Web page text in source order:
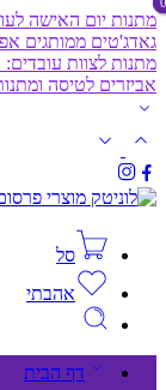
מתנות יום האישה
גאדג'טים ממותגים
מתנות לצוות
אביזרים לטיסה
סל
אהבתי
דף הבית